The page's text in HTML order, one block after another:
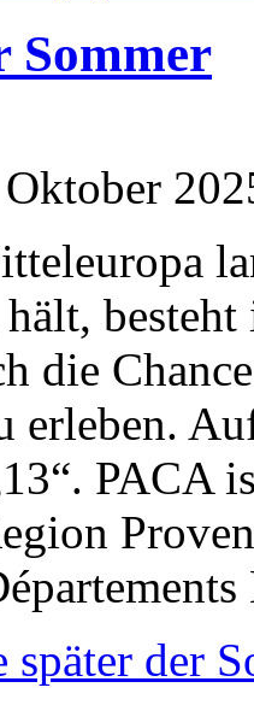
Sommer
die
erleben.
PACA
später der